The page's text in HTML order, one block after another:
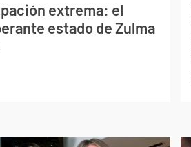
extrema: el
estado de Zulma